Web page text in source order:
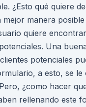
¿Esto qué quiere
mejor manera
quiere
Una
potenciales
a esto, se le
¿como hacer
rellenando este